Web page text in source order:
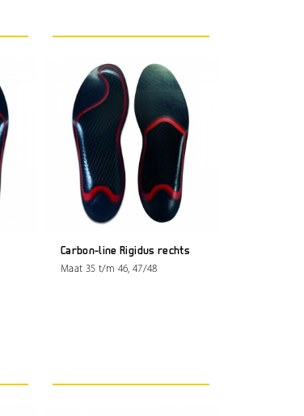
Carbon-line Rigidus rechts
Maat 35 t/m 46, 47/48